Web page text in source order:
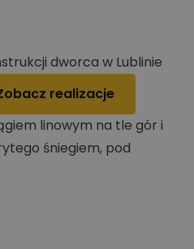
dworca w Lublinie
realizacje